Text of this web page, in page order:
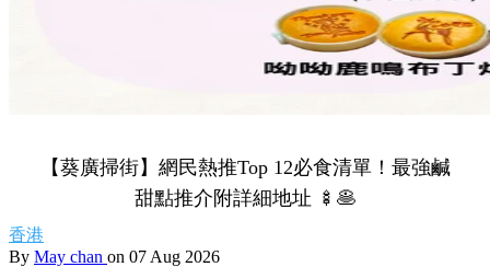
【葵廣掃街】網民熱推Top 12必食清單！最強鹹
甜點推介附詳細地址 🍢🥞
香港
By May chan on 07 Aug 2026